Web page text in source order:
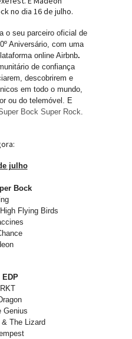
no dia 16 de julho.
o seu parceiro oficial de
Aniversário, com uma
online Airbnb.
de confiança
descobrirem e
em todo o mundo,
ou do telemóvel. E
Bock Super Rock.
julho
Bock
Flying Birds
EDP
Genius
The Lizard